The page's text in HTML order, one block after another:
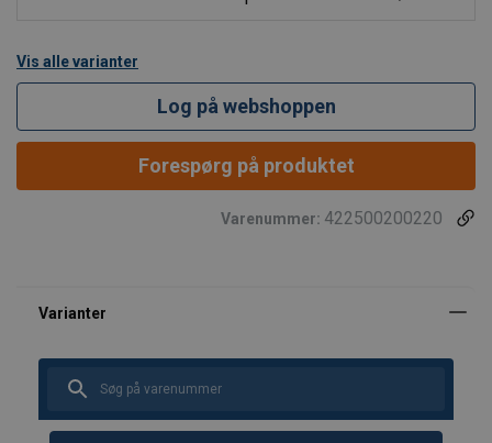
Vis alle varianter
Log på webshoppen
Forespørg på produktet
Varenummer: 422500200220